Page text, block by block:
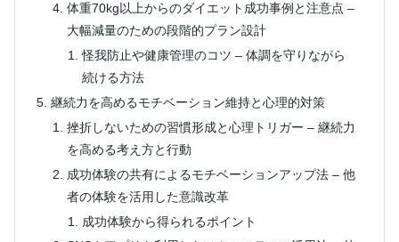
体重70kg以上からのダイエット成功事例と注意点 –
大幅減量のための段階的プラン設計
怪我防止や健康管理のコツ – 体調を守りながら
続ける方法
継続力を高めるモチベーション維持と心理的対策
挫折しないための習慣形成と心理トリガー – 継続力
を高める考え方と行動
成功体験の共有によるモチベーションアップ法 – 他
者の体験を活用した意識改革
成功体験から得られるポイント